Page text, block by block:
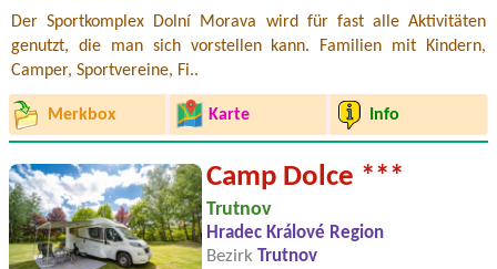
Der Sportkomplex Dolní Morava wird für fast alle Aktivitäten
genutzt, die man sich vorstellen kann. Familien mit Kindern,
Camper, Sportvereine, Fi..
Merkbox Karte Info
Camp Dolce ***
Trutnov
Hradec Králové Region
Bezirk
Trutnov